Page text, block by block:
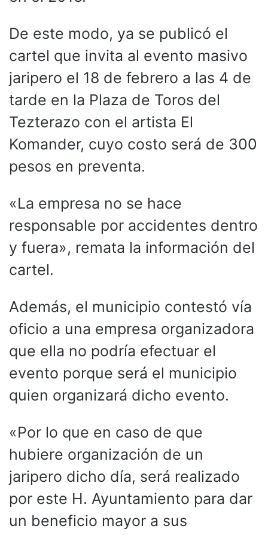
De este modo, ya se publicó el
cartel que invita al evento masivo
jaripero el 18 de febrero a las 4 de
tarde en la Plaza de Toros del
Tezterazo con el artista El
Komander, cuyo costo será de 300
pesos en preventa.
«La empresa no se hace
responsable por accidentes dentro
y fuera», remata la información del
cartel.
Además, el municipio contestó vía
oficio a una empresa organizadora
que ella no podría efectuar el
evento porque será el municipio
quien organizará dicho evento.
«Por lo que en caso de que
hubiere organización de un
jaripero dicho día, será realizado
por este H. Ayuntamiento para dar
un beneficio mayor a sus